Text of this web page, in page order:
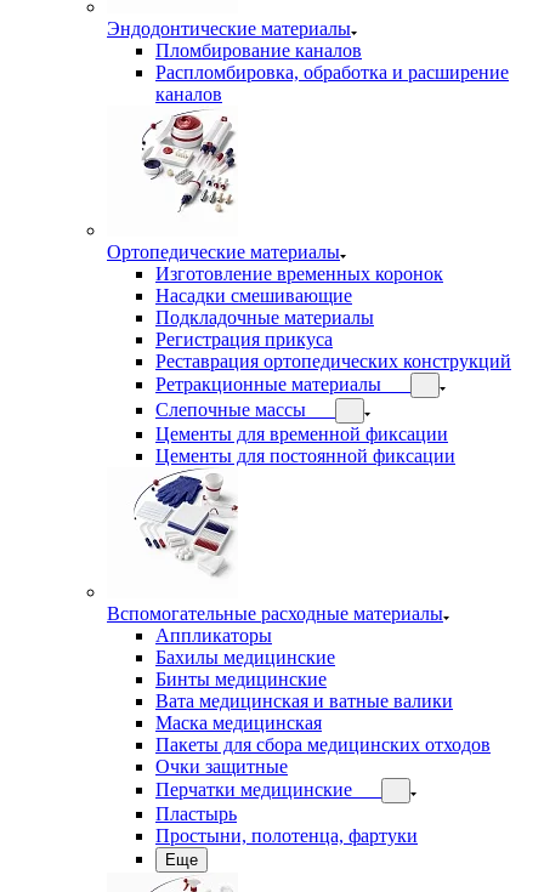
Эндодонтические материалы
Пломбирование каналов
Распломбировка, обработка и расширение
каналов
Ортопедические материалы
Изготовление временных коронок
Насадки смешивающие
Подкладочные материалы
Регистрация прикуса
Реставрация ортопедических конструкций
Ретракционные материалы
Слепочные массы
Цементы для временной фиксации
Цементы для постоянной фиксации
Вспомогательные расходные материалы
Аппликаторы
Бахилы медицинские
Бинты медицинские
Вата медицинская и ватные валики
Маска медицинская
Пакеты для сбора медицинских отходов
Очки защитные
Перчатки медицинские
Пластырь
Простыни, полотенца, фартуки
Еще